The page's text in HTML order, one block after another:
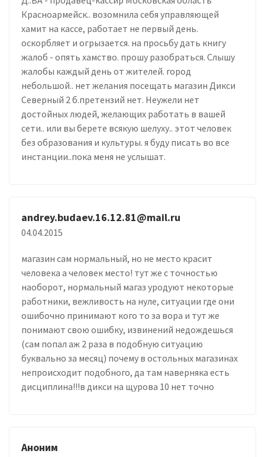
Красноармейск.. возомнила себя управляющей
хамит на кассе, работает не первый день.
оскорбляет и огрызается. на просьбу дать книгу
жалоб - опять хамство. прошу разобраться. Слышу
жалобы каждый день от жителей. город
небольшой.. нет желания посещать магазин Дикси
Северный 2 б.претензий нет. Неужели нет
достойных людей, желающих работать в вашей
сети.. или вы берете всякую шелуху.. этот человек
без образования и культуры. я буду писать во все
инстанции..пока меня не услышат.
andrey.budaev.16.12.81@mail.ru
04.04.2015
магазин сам нормальный, но не место красит
человека а человек место! тут же с точностью
наоборот, нормальный магаз уродуют некоторые
работники, вежливость на нуле, ситуации где они
ошибочно принимают кого то за вора и тут же
понимают свою ошибку, извинений недождешься
(сам попал аж 2 раза в подобную ситуацию
буквально за месяц) почему в остольных магазинах
непроисходит подобного, да там наверняка есть
дисциплина!!!в дикси на щурова 10 нет точно
Аноним